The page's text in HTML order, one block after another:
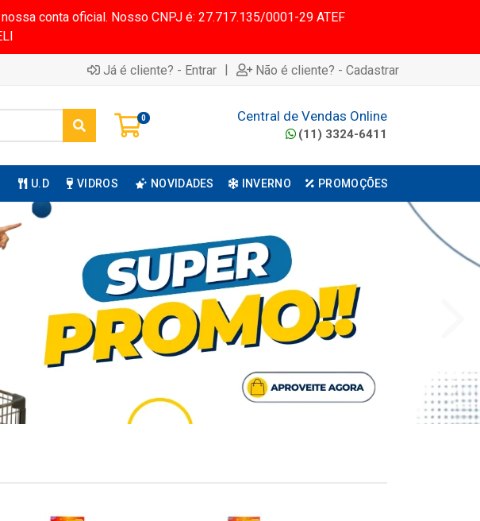
conta oficial. Nosso CNPJ é: 27.717.135/0001-29 ATEF
Já é cliente? - Entrar | Não é cliente? - Cadastrar
0 Central de Vendas Online
(11) 3324-6411
U.D VIDROS NOVIDADES INVERNO PROMOÇÕES